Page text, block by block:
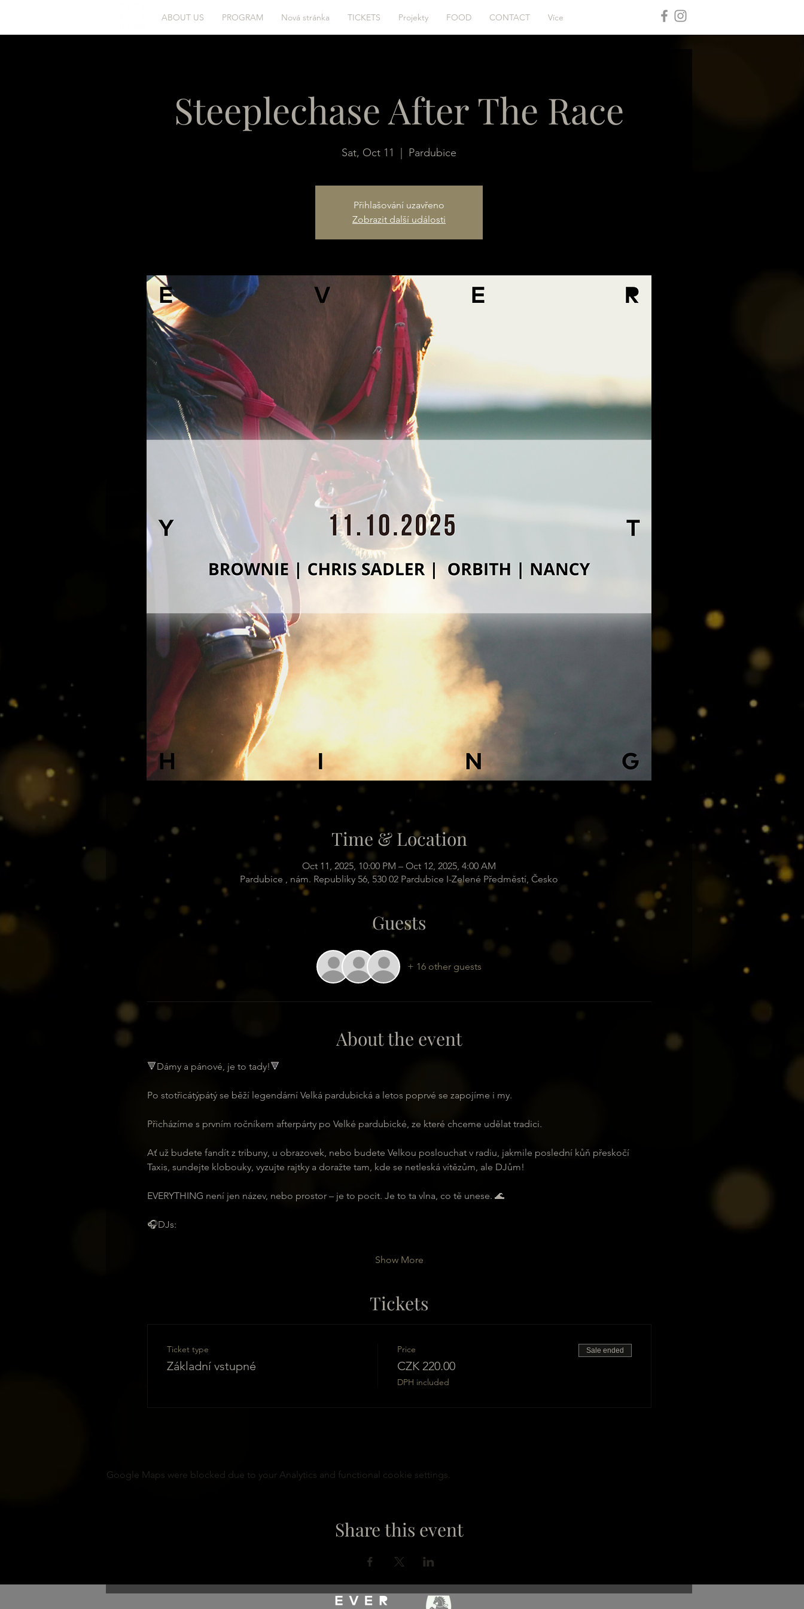
ABOUT US PROGRAM Nová stránka TICKETS Projekty FOOD CONTACT Více
Steeplechase After The Race
Sat, Oct 11 Pardubice
Přihlašování uzavřeno
Zobrazit další události
Time & Location
Oct 11, 2025, 10:00 PM – Oct 12, 2025, 4:00 AM
Pardubice , nám. Republiky 56, 530 02 Pardubice I-Zelené Předměstí, Česko
Guests
+ 16 other guests
About the event
🔻Dámy a pánové, je to tady!🔻
Po stotřicátýpátý se běží legendární Velká pardubická a letos poprvé se zapojíme i my.
Přicházíme s prvním ročníkem afterpárty po Velké pardubické, ze které chceme udělat tradici.
Ať už budete fandít z tribuny, u obrazovek, nebo budete Velkou poslouchat v radiu, jakmile poslední kůň přeskočí
Taxis, sundejte klobouky, vyzujte rajtky a doražte tam, kde se netleská vítězům, ale DJům!
EVERYTHING není jen název, nebo prostor – je to pocit. Je to ta vlna, co tě unese. 🌊
🎧DJs:
Show More
Tickets
Ticket type
Základní vstupné
Price
CZK 220.00
DPH included
Sale ended
Google Maps were blocked due to your Analytics and functional cookie settings.
Share this event